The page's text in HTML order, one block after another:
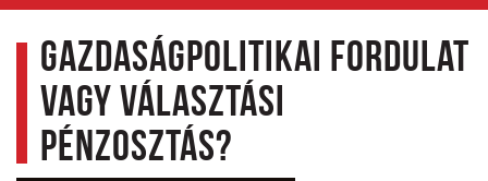
Gazdaságpolitikai fordulat
vagy választási
pénzosztás?